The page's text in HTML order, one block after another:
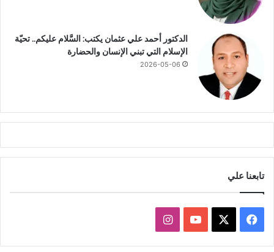
ز
ا
ا
ل
و
الدكتور أحمد علي عثمان يكتب: السَّلام عليكم.. تحيّة
الإسلام التي تبني الإنسان والحضارة
2026-05-06
تابعنا علي
ي
X
Y
ن